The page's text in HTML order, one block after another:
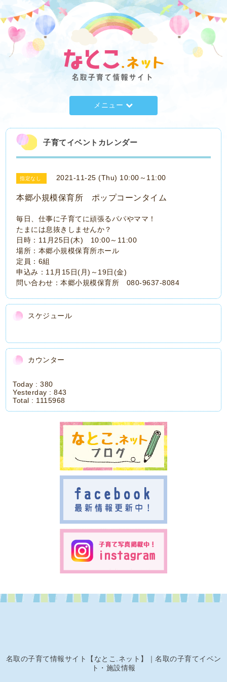
メニュー
子育てイベントカレンダー
指定なし 2021-11-25 (Thu) 10:00～11:00
本郷小規模保育所 ポップコーンタイム
毎日、仕事に子育てに頑張るパパやママ！
たまには息抜きしませんか？
日時：11月25日(木) 10:00～11:00
場所：本郷小規模保育所ホール
定員：6組
申込み：11月15日(月)～19日(金)
問い合わせ：本郷小規模保育所 080-9637-8084
スケジュール
カウンター
Today :380
Yesterday :843
Total : 1115968
名取の子育て情報サイト【なとこ.ネット】｜名取の子育てイベン
ト・施設情報